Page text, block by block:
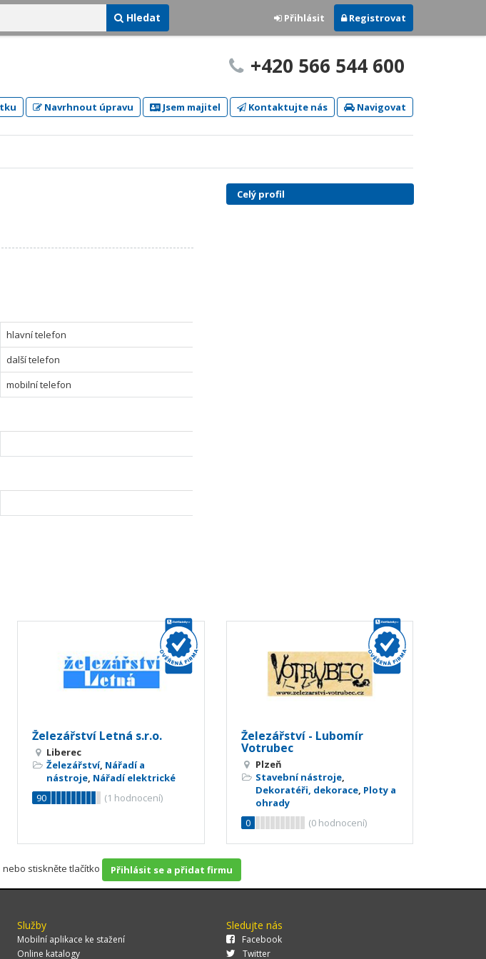
Hledat Přihlásit Registrovat
+420 566 544 600
Navrhnout úpravu Jsem majitel Kontaktujte nás Navigovat
hlavní telefon
další telefon
mobilní telefon
Celý profil
Železářství Letná s.r.o.
Liberec
Železářství, Nářadí a
nástroje, Nářadí elektrické
90
(1 hodnocení)
Železářství - Lubomír
Votrubec
Plzeň
Stavební nástroje,
Dekoratéři, dekorace, Ploty a
ohrady
0
(0hodnocení)
nebo stiskněte tlačítko Přihlásit se a přidat firmu
Služby
Mobilní aplikace ke stažení
Online katalogy
Sledujte nás
Facebook
Twitter